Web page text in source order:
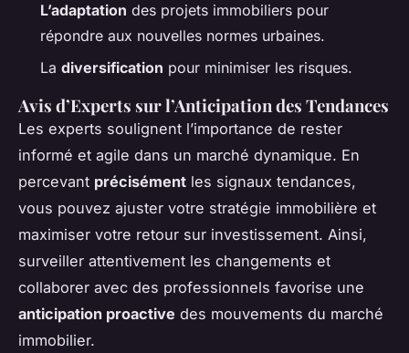
L’adaptation des projets immobiliers pour
répondre aux nouvelles normes urbaines.
La diversification pour minimiser les risques.
Avis d’Experts sur l’Anticipation des Tendances
Les experts soulignent l’importance de rester
informé et agile dans un marché dynamique. En
percevant précisément les signaux tendances,
vous pouvez ajuster votre stratégie immobilière et
maximiser votre retour sur investissement. Ainsi,
surveiller attentivement les changements et
collaborer avec des professionnels favorise une
anticipation proactive des mouvements du marché
immobilier.